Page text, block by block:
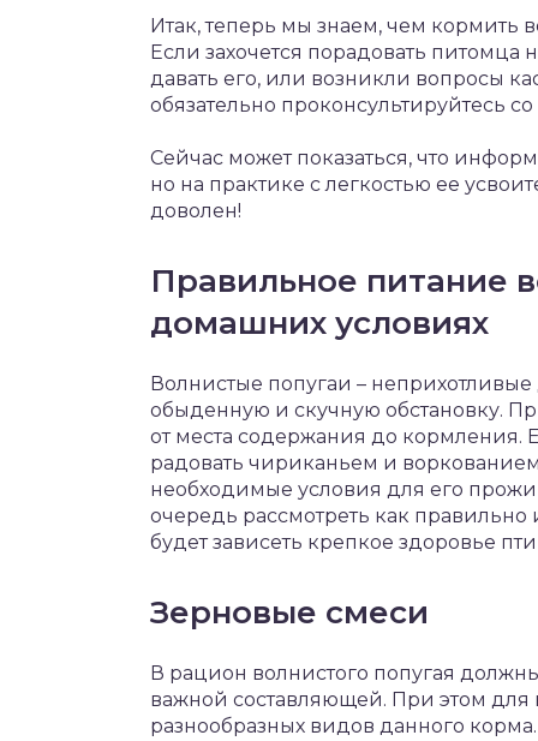
Итак, теперь мы знаем, чем кормить
Если захочется порадовать
давать его, или возникли вопросы
обязательно проконсультируйтесь
Сейчас может показаться, что
но на практике с легкостью ее
доволен!
Правильное питание
домашних условиях
Волнистые попугаи –
обыденную и скучную обстановку.
от места содержания до кормления.
радовать чириканьем и
необходимые условия для его
очередь рассмотреть как правильно
будет зависеть крепкое здоровье
Зерновые смеси
В рацион волнистого попугая
важной составляющей. При этом для
разнообразных видов данного